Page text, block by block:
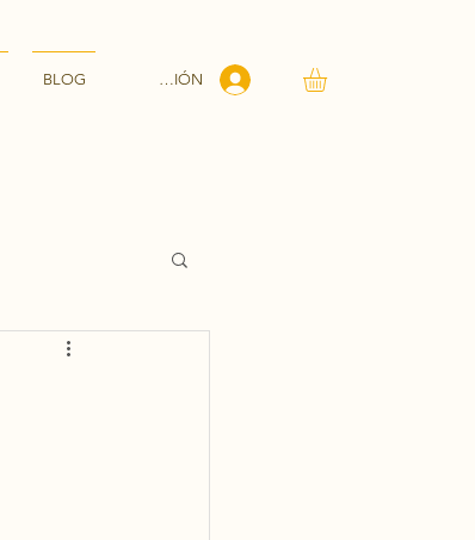
BLOG INICIAR SESIÓN